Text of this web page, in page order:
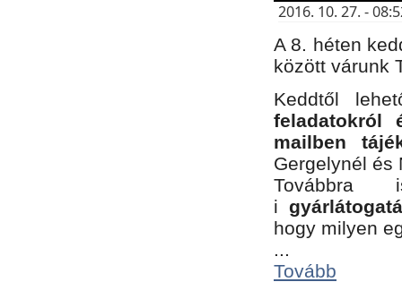
2016. 10. 27. -
A 8. héten
között várunk
Keddtől
feladatokról
mailben
Gergelynél és
Továbbra
i
hogy milyen
...
Tovább